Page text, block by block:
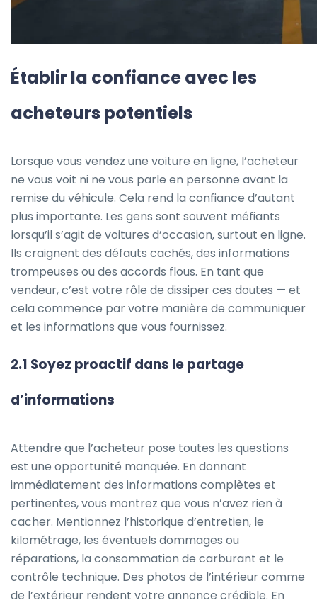
Établir la confiance avec les
acheteurs potentiels
Lorsque vous vendez une voiture en ligne, l’acheteur
ne vous voit ni ne vous parle en personne avant la
remise du véhicule. Cela rend la confiance d’autant
plus importante. Les gens sont souvent méfiants
lorsqu’il s’agit de voitures d’occasion, surtout en ligne.
Ils craignent des défauts cachés, des informations
trompeuses ou des accords flous. En tant que
vendeur, c’est votre rôle de dissiper ces doutes — et
cela commence par votre manière de communiquer
et les informations que vous fournissez.
2.1 Soyez proactif dans le partage
d’informations
Attendre que l’acheteur pose toutes les questions
est une opportunité manquée. En donnant
immédiatement des informations complètes et
pertinentes, vous montrez que vous n’avez rien à
cacher. Mentionnez l’historique d’entretien, le
kilométrage, les éventuels dommages ou
réparations, la consommation de carburant et le
contrôle technique. Des photos de l’intérieur comme
de l’extérieur rendent votre annonce crédible. En